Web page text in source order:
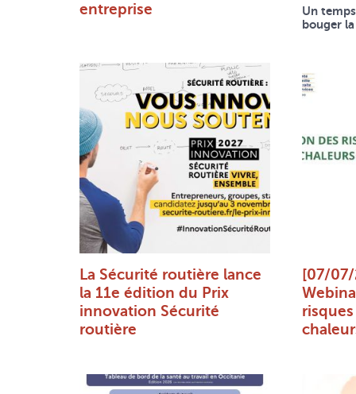
entreprise
Un
bouger
La Sécurité routière lance
la 11e édition du Prix
innovation Sécurité
routière
[07/